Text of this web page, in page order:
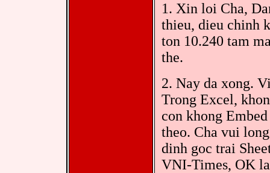
1. Xin loi Cha,
thieu, dieu chinh
ton 10.240 tam
the.
2. Nay da xong.
Trong Excel,
con khong
theo. Cha vui
dinh goc trai
VNI-Times, OK